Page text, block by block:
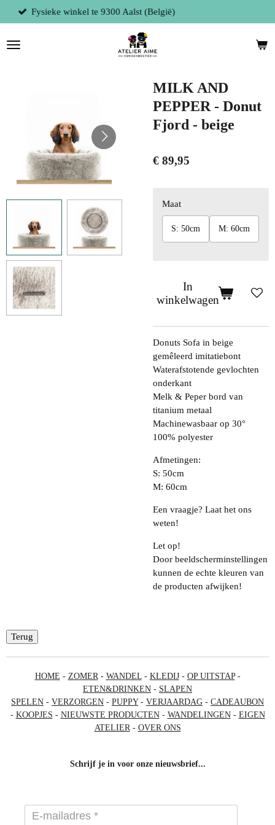
direct
naar
de
Persoonlijke service
MILK AND
PEPPER - Donut
Fjord - beige
€ 89,95
Maat
S: 50cm M: 60cm
In
winkelwagen
Donuts Sofa in beige
gemêleerd imitatiebont
Waterafstotende gevlochten
onderkant
Melk & Peper bord van
titanium metaal
Machinewasbaar op 30°
100% polyester
Afmetingen:
S: 50cm
M: 60cm
Een vraagje? Laat het ons
weten!
Let op!
Door beeldscherminstellingen
kunnen de echte kleuren van
de producten afwijken!
Terug
HOME - ZOMER- WANDEL- KLEDIJ- OP UITSTAP-
ETEN&DRINKEN - SLAPEN
SPELEN - VERZORGEN - PUPPY- VERJAARDAG - CADEAUBON
- KOOPJES - NIEUWSTE PRODUCTEN- WANDELINGEN- EIGEN
ATELIER- OVER ONS
Schrijf je in voor onze nieuwsbrief...